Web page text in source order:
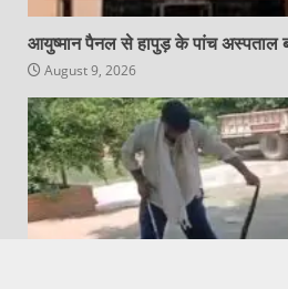
आयुष्मान पैनल से हापुड़ के पांच अस्पताल
August 9, 2026